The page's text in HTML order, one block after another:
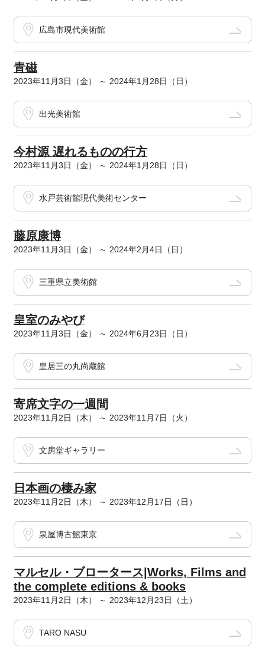
広島市現代美術館
青磁
2023年11月3日（金） ～ 2024年1月28日（日）
出光美術館
今村源 遅れるものの行方
2023年11月3日（金） ～ 2024年1月28日（日）
水戸芸術館現代美術センター
藤原康博
2023年11月3日（金） ～ 2024年2月4日（日）
三重県立美術館
皇室のみやび
2023年11月3日（金） ～ 2024年6月23日（日）
皇居三の丸尚蔵館
寄席文字の一週間
2023年11月2日（木） ～ 2023年11月7日（火）
文房堂ギャラリー
日本画の棲み家
2023年11月2日（木） ～ 2023年12月17日（日）
泉屋博古館東京
マルセル・ブロータース|Works, Films and
the complete editions & books
2023年11月2日（木） ～ 2023年12月23日（土）
TARO NASU